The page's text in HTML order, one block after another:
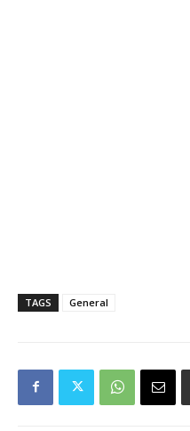
TAGS General